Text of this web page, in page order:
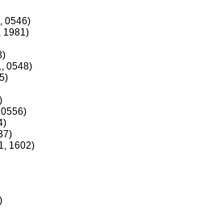
0546)
1981)
0548)
1602)